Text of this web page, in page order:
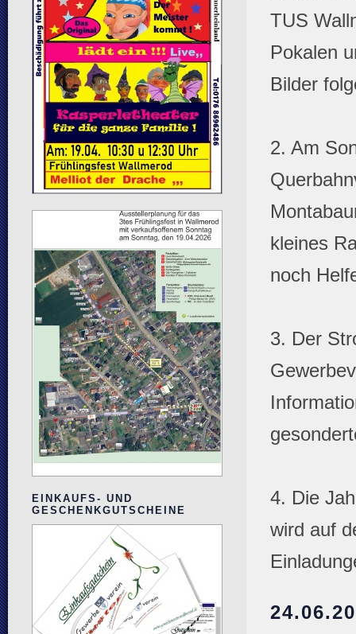
TUS
Pokalen
Bilder
2. Am
kleines
noch
3. Der
4. Die
wird auf
EINKAUFS- UND
GESCHENKGUTSCHEINE